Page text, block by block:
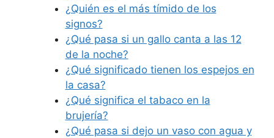
¿Quién es el más tímido de los
signos?
¿Qué pasa si un gallo canta a las 12
de la noche?
¿Qué significado tienen los espejos en
la casa?
¿Qué significa el tabaco en la
brujería?
¿Qué pasa si dejo un vaso con agua y